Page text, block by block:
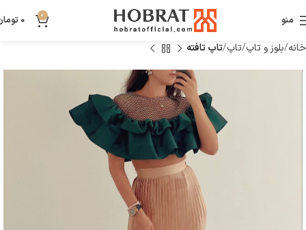
منو 0
0
خانه بلوز و تاپ تاپ تاپ تافته